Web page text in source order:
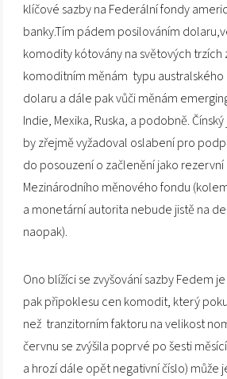
klíčové sazby na Federální fondy
banky.Tím pádem posilováním
komodity kótovány na světových trzích
komoditním měnám typu australského
dolaru a dále pak vůči měnám
Indie, Mexika, Ruska, a podobně.
by zřejmě vyžadoval oslabení pro
do posouzení o začlenění jako rezervní
Mezinárodního měnového fondu
a monetární autorita nebude jistě na
naopak).
Ono blížíci se zvyšování sazby Fedem
pak připoklesu cen komodit, který
než tranzitorním faktoru na velikost
červnu se zvýšila poprvé po šesti
a hrozí dále opět negativní číslo) může